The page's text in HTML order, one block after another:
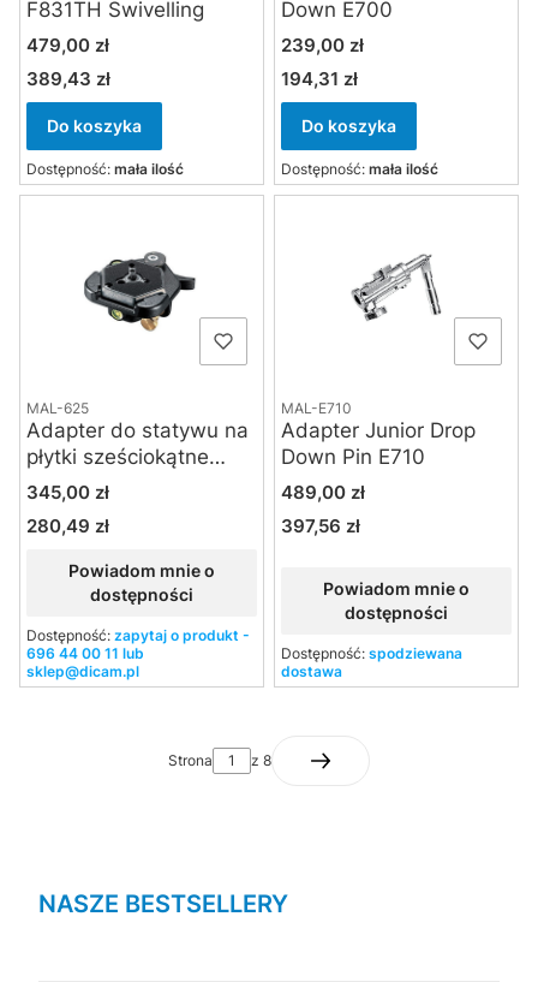
F831TH Swivelling
Cena
479,00 zł
Cena
389,43 zł
Do koszyka
Dostępność: mała ilość
Down E700
Cena
239,00 zł
Cena
194,31 zł
Do koszyka
Dostępność: mała ilość
MAL-625
Adapter do statywu na
płytki sześciokątne
Manfrotto 625
Cena
345,00 zł
Cena
280,49 zł
Powiadom mnie o
dostępności
Dostępność: zapytaj o produkt -
696 44 00 11 lub
sklep@dicam.pl
MAL-E710
Adapter Junior Drop
Down Pin E710
Cena
489,00 zł
Cena
397,56 zł
Powiadom mnie o
dostępności
Dostępność: spodziewana
dostawa
Strona z 8
NASZE BESTSELLERY